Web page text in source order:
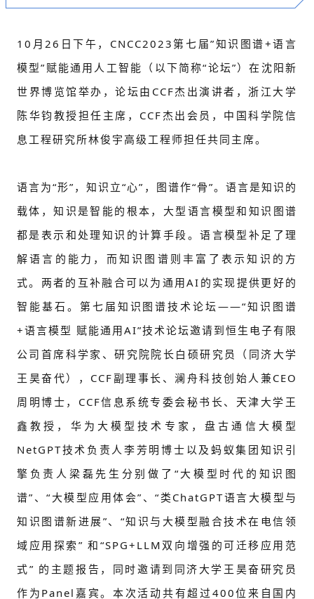
10月26日下午，CNCC2023第七届”知识图谱+语言
模型”赋能通用人工智能（以下简称“论坛”）在沈阳新
世界博览馆举办，论坛由CCF杰出演讲者，浙江大学
陈华钧教授担任主席，CCF杰出会员，中国科学院信
息工程研究所林俊宇高级工程师担任共同主席。
语言为“形”，知识立“心”，图谱作“骨”。语言是知识的
载体，知识是智能的根本，大型语言模型和知识图谱
都是表示和处理知识的计算手段。语言模型补足了理
解语言的能力，而知识图谱则丰富了表示知识的方
式。两者的互补融合可以为通用AI的实现提供更好的
智能基石。第七届知识图谱技术论坛——“知识图谱
+语言模型 赋能通用AI”技术论坛邀请到恒生电子有限
公司首席科学家、研究院院长白硕研究员（同济大学
王昊奋代），CCF副理事长、澜舟科技创始人兼CEO
周明博士，CCF信息系统专委会秘书长、天津大学王
鑫教授，华为大模型技术专家，盘古通信大模型
NetGPT技术负责人李芳明博士以及蚂蚁集团知识引
擎负责人梁磊先生分别做了“大模型时代的知识图
谱”、“大模型应用体会”、“类ChatGPT语言大模型与
知识图谱新进展”、“知识与大模型融合技术在电信领
域应用探索” 和“SPG+LLM双向增强的可迁移应用范
式” 的主题报告，同时邀请到同济大学王昊奋研究员
作为Panel嘉宾。本次活动共有超过400位来自国内